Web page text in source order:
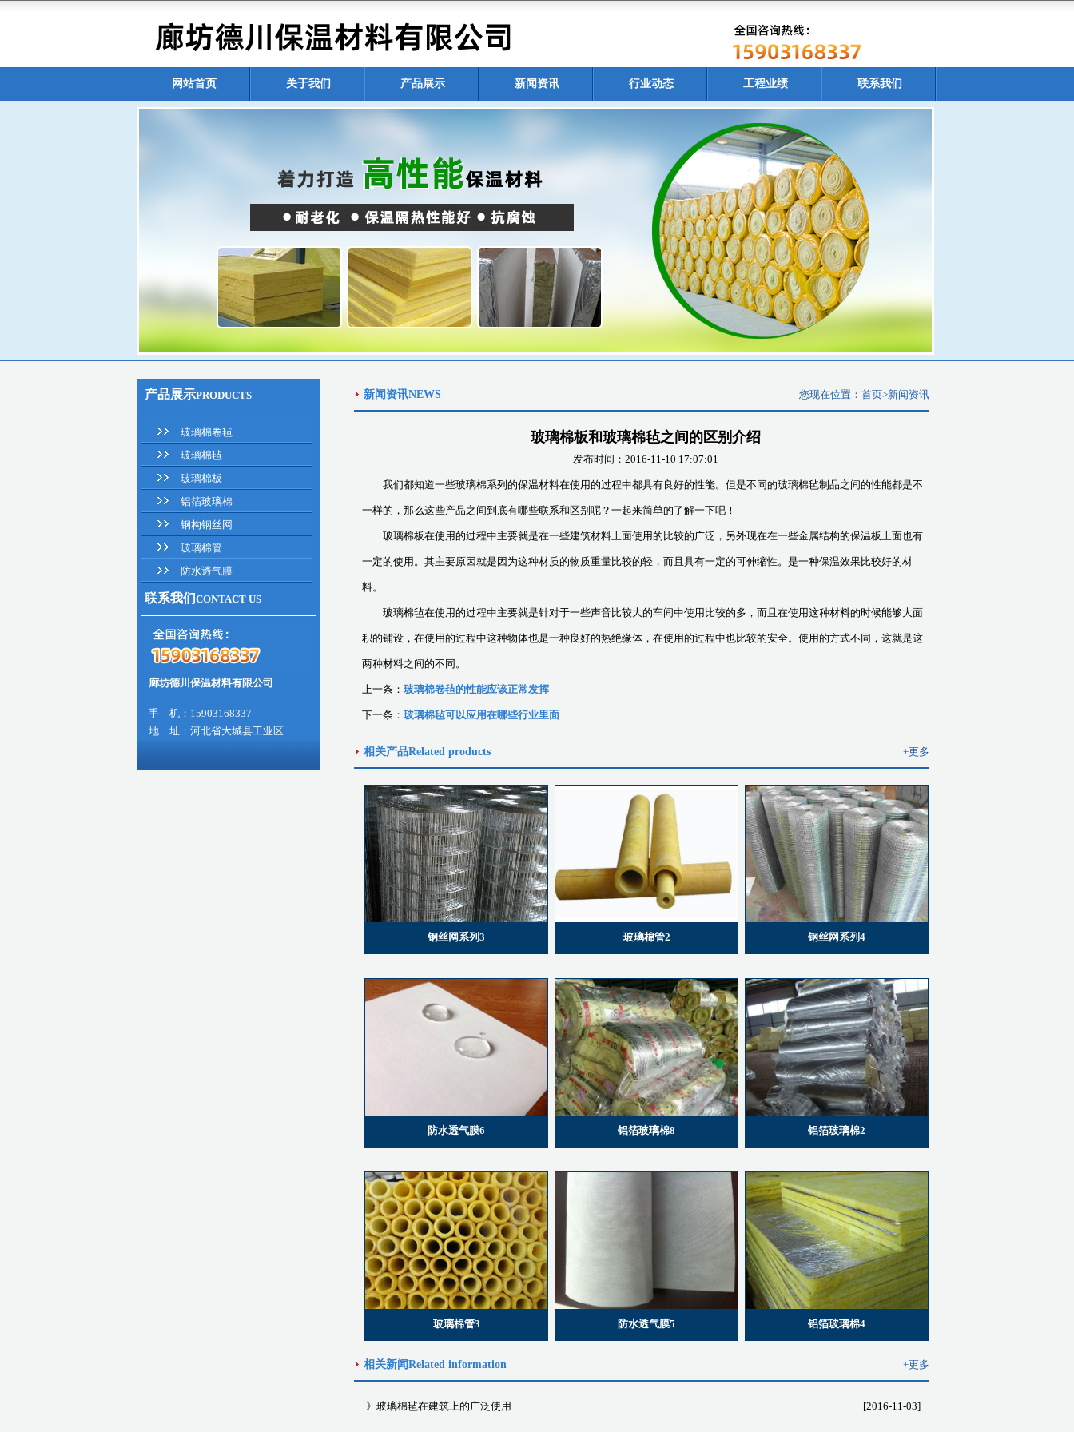
网站首页 关于我们 产品展示 新闻资讯 行业动态 工程业绩 联系我们
产品展示PRODUCTS
玻璃棉卷毡
玻璃棉毡
玻璃棉板
铝箔玻璃棉
钢构钢丝网
玻璃棉管
防水透气膜
联系我们CONTACT US
廊坊德川保温材料有限公司
手 机：15903168337
地 址：河北省大城县工业区
新闻资讯NEWS 您现在位置： 首页>新闻资讯
玻璃棉板和玻璃棉毡之间的区别介绍
发布时间：2016-11-10 17:07:01
我们都知道一些玻璃棉系列的保温材料在使用的过程中都具有良好的性能。但是不同的玻璃棉毡制品之间的性能都是不
一样的，那么这些产品之间到底有哪些联系和区别呢？一起来简单的了解一下吧！
玻璃棉板在使用的过程中主要就是在一些建筑材料上面使用的比较的广泛，另外现在在一些金属结构的保温板上面也有
一定的使用。其主要原因就是因为这种材质的物质重量比较的轻，而且具有一定的可伸缩性。是一种保温效果比较好的材
料。
玻璃棉毡在使用的过程中主要就是针对于一些声音比较大的车间中使用比较的多，而且在使用这种材料的时候能够大面
积的铺设，在使用的过程中这种物体也是一种良好的热绝缘体，在使用的过程中也比较的安全。使用的方式不同，这就是这
两种材料之间的不同。
上一条： 玻璃棉卷毡的性能应该正常发挥
下一条： 玻璃棉毡可以应用在哪些行业里面
相关产品Related products +更多
钢丝网系列3 玻璃棉管2 钢丝网系列4
防水透气膜6 铝箔玻璃棉8 铝箔玻璃棉2
玻璃棉管3 防水透气膜5 铝箔玻璃棉4
相关新闻Related information +更多
[2016-11-03]
》 玻璃棉毡在建筑上的广泛使用